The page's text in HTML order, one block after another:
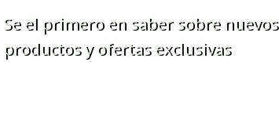
Se el primero en saber sobre nuevos
productos y ofertas exclusivas